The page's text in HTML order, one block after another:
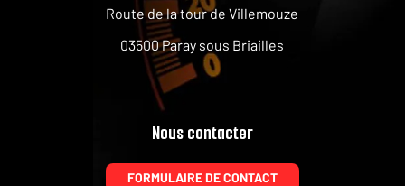
Route de la tour de Villemouze
03500 Paray sous Briailles
Nous contacter
FORMULAIRE DE CONTACT